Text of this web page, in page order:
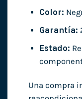
Color:
Garantía:
Estado:
Una compra